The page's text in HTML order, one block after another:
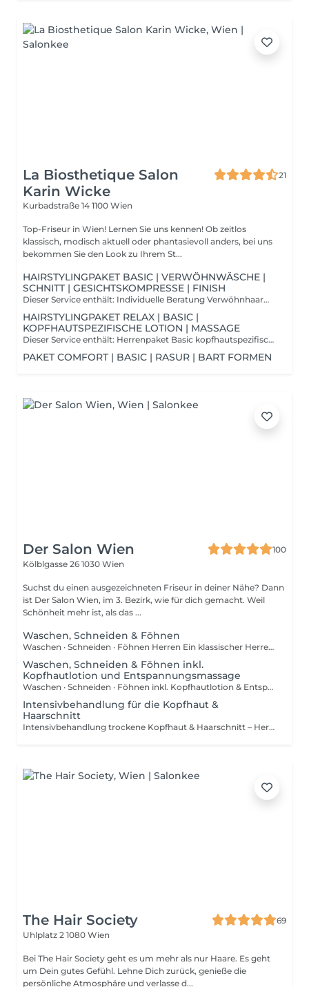
La Biosthetique Salon
Karin Wicke
21
Kurbadstraße 14 1100 Wien
Top-Friseur in Wien! Lernen Sie uns kennen! Ob zeitlos
klassisch, modisch aktuell oder phantasievoll anders, bei uns
bekommen Sie den Look zu Ihrem St...
HAIRSTYLINGPAKET BASIC | VERWÖHNWÄSCHE |
SCHNITT | GESICHTSKOMPRESSE | FINISH
Dieser Service enthält: Individuelle Beratung Verwöhnhaarwäsche mit Massage typgerechter Haarschnitt heiße Gesichtskopresse Finish Lang, kurz, kraus oder experimentell: Männerhaarschnitte und Stylings beschränken sich längst nicht mehr nur auf Trocken-und Maschinenschnitt. Neben den Klassikern gibt es eine Vielzahl von neuen, modernen Schnitten und trendige Stylings.
HAIRSTYLINGPAKET RELAX | BASIC |
KOPFHAUTSPEZIFISCHE LOTION | MASSAGE
Dieser Service enthält: Herrenpaket Basic kopfhautspezifische Lotion Entspannungsmassage Lang, kurz, kraus oder experimentell: Männerhaarschnitte und Stylings beschränken sich längst nicht mehr nur auf Trocken-und Maschinenschnitt. Neben den Klassikern gibt es eine Vielzahl von neuen, modernen Schnitten und trendige Stylings.
PAKET COMFORT | BASIC | RASUR | BART FORMEN
Der Salon Wien
100
Kölblgasse 26 1030 Wien
Suchst du einen ausgezeichneten Friseur in deiner Nähe? Dann
ist Der Salon Wien, im 3. Bezirk, wie für dich gemacht. Weil
Schönheit mehr ist, als das ...
Waschen, Schneiden & Föhnen
Waschen · Schneiden · Föhnen Herren Ein klassischer Herrenhaarschnitt, präzise auf Haartyp, Kopfform und Stil abgestimmt. Nach dem Waschen wird das Haar fachgerecht geschnitten und in Form geföhnt. Eine klare, zeitlose Dienstleistung für Männer, die Wert auf ein sauberes Ergebnis und handwerkliche Qualität legen.
Waschen, Schneiden & Föhnen inkl.
Kopfhautlotion und Entspannungsmassage
Waschen · Schneiden · Föhnen inkl. Kopfhautlotion & Entspannungsmassage Ein klassischer Herrenhaarschnitt, präzise ausgeführt und ergänzt durch gezielte Kopfhautpflege. Die verwendete Kopfhautlotion wird individuell auf den aktuellen Zustand Ihrer Kopfhaut abgestimmt. Zum Abschluss genießen Sie eine ca. 10-minütige Entspannungsmassage, die die Durchblutung anregt und für spürbare Erholung sorgt.
Intensivbehandlung für die Kopfhaut &
Haarschnitt
Intensivbehandlung trockene Kopfhaut & Haarschnitt – Herren Analyse der Kopfhaut, pflegendes Kopfhautöl, abgestimmte Lotion und Entspannungsmassage. Ideal bei Spannungsgefühl, Trockenheit oder Juckreiz. Intensivbehandlung schuppige Kopfhaut & Haarschnitt – Herren Kopfhautanalyse, klärendes Peeling zur Entfernung von Ablagerungen, ausgleichende Lotion und Entspannungsmassage. Geeignet bei Schuppen oder schnell fettender Kopfhaut. Intensivbehandlung Haarausfall & Haarschnitt – Herren Kopfhautanalyse, gezielte Wirkstoffpflege und aktivierende oder regenerierende Kopfmassage. Empfohlen bei verstärktem Haarausfall oder dünner werdendem Haar.
The Hair Society
69
Uhlplatz 2 1080 Wien
Bei The Hair Society geht es um mehr als nur Haare. Es geht
um Dein gutes Gefühl. Lehne Dich zurück, genieße die
persönliche Atmosphäre und verlasse d...